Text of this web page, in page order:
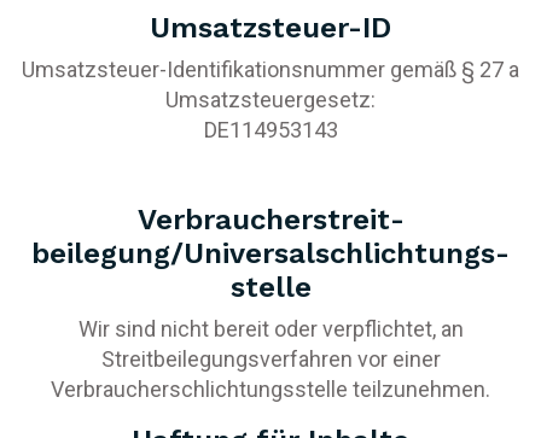
Umsatzsteuer-ID
Umsatzsteuer-Identifikationsnummer gemäß § 27 a
Umsatzsteuergesetz:
DE114953143
Verbraucher­streit­
beilegung/Universal­schlichtungs­
stelle
Wir sind nicht bereit oder verpflichtet, an
Streitbeilegungsverfahren vor einer
Verbraucherschlichtungsstelle teilzunehmen.